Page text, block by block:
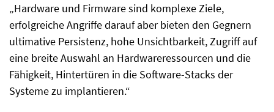
„Hardware und Firmware sind komplexe Ziele,
erfolgreiche Angriffe darauf aber bieten den Gegnern
ultimative Persistenz, hohe Unsichtbarkeit, Zugriff auf
eine breite Auswahl an Hardwareressourcen und die
Fähigkeit, Hintertüren in die Software-Stacks der
Systeme zu implantieren.“